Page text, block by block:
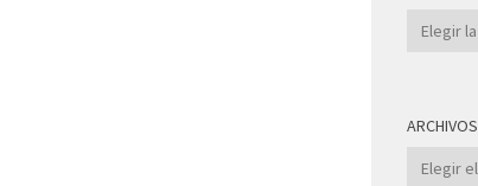
Categorías
ARCHIVOS
Archivos